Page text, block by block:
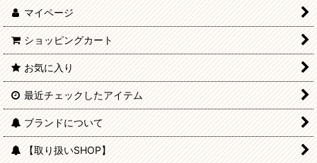
マイページ
ショッピングカート
お気に入り
最近チェックしたアイテム
ブランドについて
【取り扱いSHOP】